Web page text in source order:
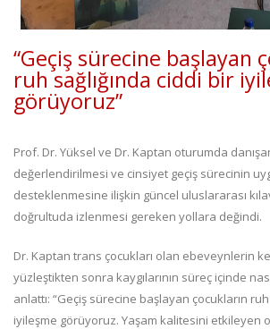
“Geçiş sürecine başlayan
ruh sağlığında ciddi bir
görüyoruz”
Prof. Dr. Yüksel ve Dr. Kaptan oturumda
değerlendirilmesi ve cinsiyet geçiş sürecinin
desteklenmesine ilişkin güncel uluslararası
doğrultuda izlenmesi gereken yollara değindi.
Dr. Kaptan trans çocukları olan ebeveynlerin
yüzleştikten sonra kaygılarının süreç içinde
anlattı: “Geçiş sürecine başlayan çocukların
iyileşme görüyoruz. Yaşam kalitesini etkileyen